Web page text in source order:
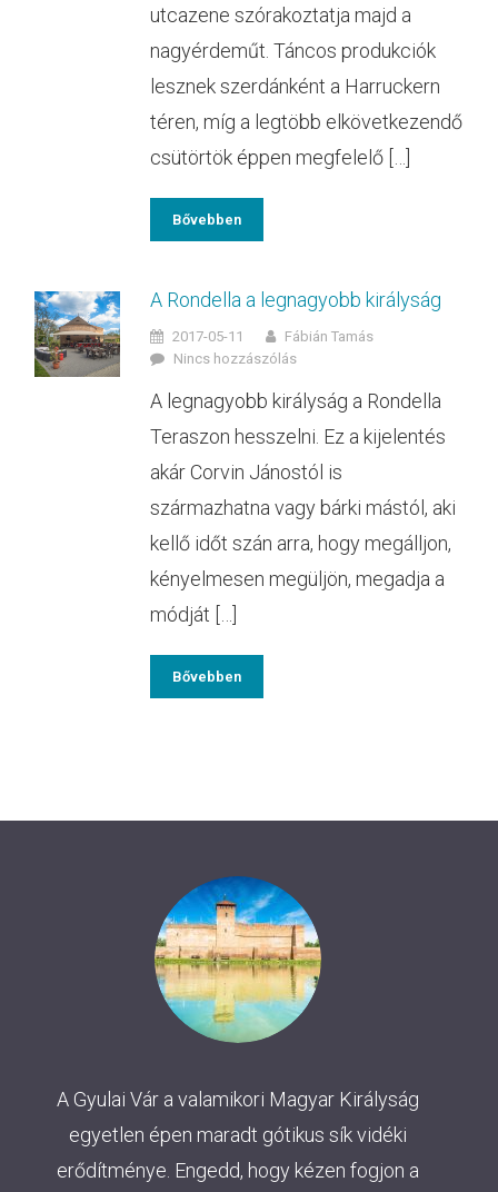
utcazene szórakoztatja majd a
nagyérdeműt. Táncos produkciók
lesznek szerdánként a Harruckern
téren, míg a legtöbb elkövetkezendő
csütörtök éppen megfelelő […]
Bővebben
A Rondella a legnagyobb királyság
2017-05-11
Fábián Tamás
Nincs hozzászólás
A legnagyobb királyság a Rondella
Teraszon hesszelni. Ez a kijelentés
akár Corvin Jánostól is
származhatna vagy bárki mástól, aki
kellő időt szán arra, hogy megálljon,
kényelmesen megüljön, megadja a
módját […]
Bővebben
A Gyulai Vár a valamikori Magyar Királyság
egyetlen épen maradt gótikus sík vidéki
erődítménye. Engedd, hogy kézen fogjon a